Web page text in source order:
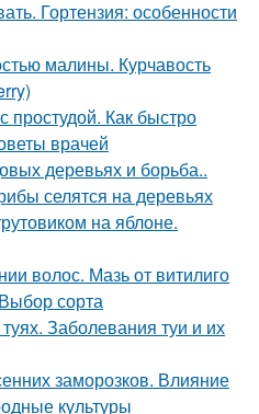
Гортензия: особенности
малины. Курчавость
простудой. Как быстро
врачей
деревьях и борьба..
селятся на деревьях
на яблоне.
волос. Мазь от витилиго
сорта
Заболевания туи и их
заморозков. Влияние
культуры